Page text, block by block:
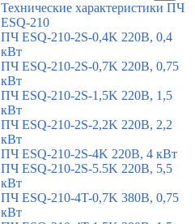
Технические характеристики ПЧ
ESQ-210
ПЧ ESQ-210-2S-0,4K 220В, 0,4
кВт
ПЧ ESQ-210-2S-0,7K 220В, 0,75
кВт
ПЧ ESQ-210-2S-1,5K 220В, 1,5
кВт
ПЧ ESQ-210-2S-2,2K 220В, 2,2
кВт
ПЧ ESQ-210-2S-4K 220В, 4 кВт
ПЧ ESQ-210-2S-5.5K 220В, 5,5
кВт
ПЧ ESQ-210-4T-0,7K 380В, 0,75
кВт